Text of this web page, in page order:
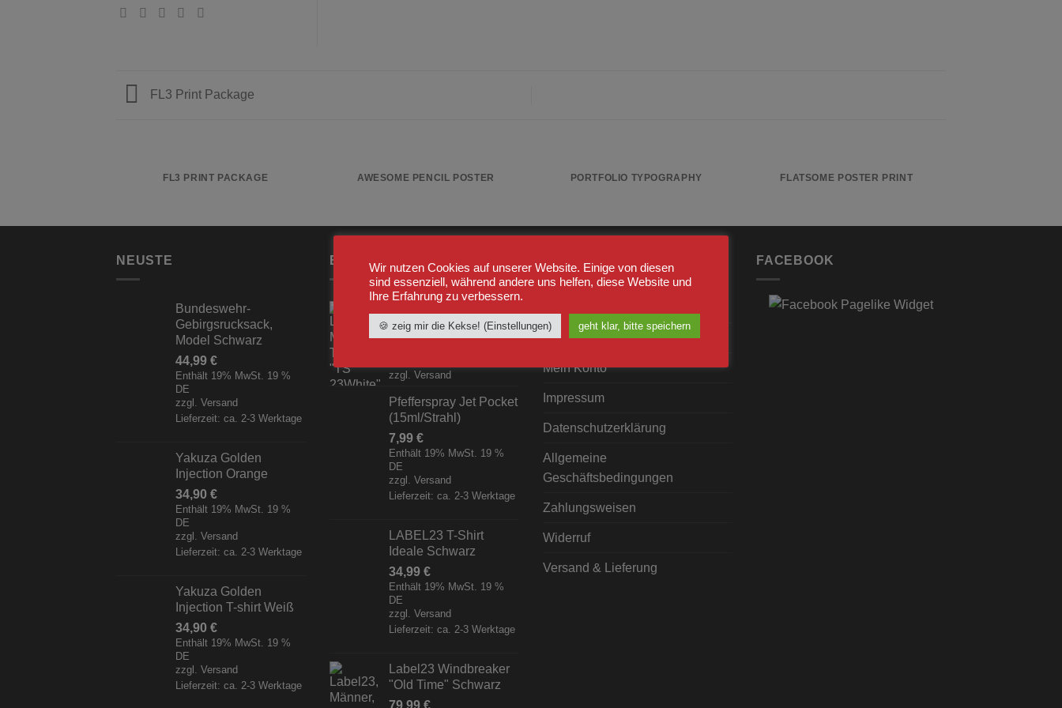
FL3 Print Package
FL3 PRINT PACKAGE AWESOME PENCIL POSTER PORTFOLIO TYPOGRAPHY FLATSOME POSTER PRINT
NEUSTE
Bundeswehr-
Gebirgsrucksack,
Model Schwarz
44,99 €
Enthält 19% MwSt. 19 %
DE
zzgl. Versand
Lieferzeit: ca. 2-3 Werktage
Yakuza Golden
Injection Orange
34,90 €
Enthält 19% MwSt. 19 %
DE
zzgl. Versand
Lieferzeit: ca. 2-3 Werktage
Yakuza Golden
Injection T-shirt Weiß
34,90 €
Enthält 19% MwSt. 19 %
DE
zzgl. Versand
Lieferzeit: ca. 2-3 Werktage
BESTSELLER
Trainingsjacke "TS 23
White" Schwarz/Weiß
zzgl. Versand
Pfefferspray Jet Pocket
(15ml/Strahl)
7,99 €
Enthält 19% MwSt. 19 %
DE
zzgl. Versand
Lieferzeit: ca. 2-3 Werktage
LABEL23 T-Shirt
Ideale Schwarz
34,99 €
Enthält 19% MwSt. 19 %
DE
zzgl. Versand
Lieferzeit: ca. 2-3 Werktage
Label23 Windbreaker
"Old Time" Schwarz
WICHTIGE LINKS
Kasse
Mein Konto
Impressum
Datenschutzerklärung
Allgemeine
Geschäftsbedingungen
Zahlungsweisen
Widerruf
Versand & Lieferung
FACEBOOK
Wir nutzen Cookies auf unserer Website. Einige von diesen
sind essenziell, während andere uns helfen, diese Website und
Ihre Erfahrung zu verbessern.
🍪 zeig mir die Kekse! (Einstellungen) geht klar, bitte speichern